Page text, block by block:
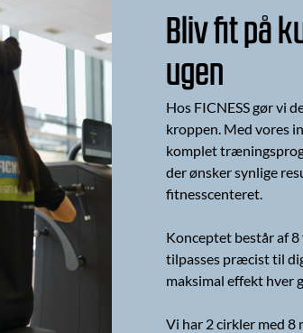
Bliv fit på
ugen
Hos FICNESS gør vi
kroppen. Med vores
komplet
der ønsker synlige
fitnesscenteret.
Konceptet består af
tilpasses præcist til
maksimal effekt hver
Vi har 2 cirkler med 8